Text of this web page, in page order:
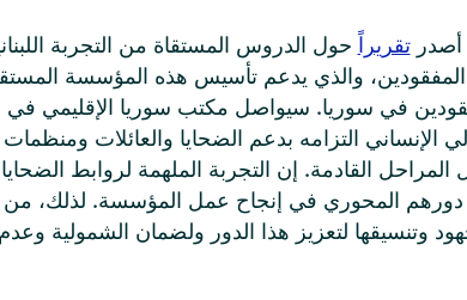
أصدرتقريراً
حول الدروس المستقاة من التجربة
والذي يدعم تأسيس هذه المؤسسة
في سوريا. سيواصل مكتب سوريا الإقليمي في
الإنساني التزامه بدعم الضحايا والعائلات ومنظمات
المراحل القادمة. إن التجربة الملهمة لروابط الضحايا
دورهم المحوري في إنجاح عمل المؤسسة. لذلك، من
وتنسيقها لتعزيز هذا الدور ولضمان الشمولية وعدم